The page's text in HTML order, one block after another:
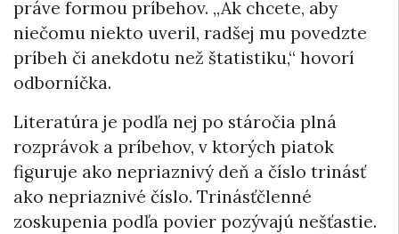
práve formou príbehov. „Ak chcete, aby
niečomu niekto uveril, radšej mu povedzte
príbeh či anekdotu než štatistiku,“ hovorí
odborníčka.
Literatúra je podľa nej po stáročia plná
rozprávok a príbehov, v ktorých piatok
figuruje ako nepriaznivý deň a číslo trinásť
ako nepriaznivé číslo. Trinásťčlenné
zoskupenia podľa povier pozývajú nešťastie.